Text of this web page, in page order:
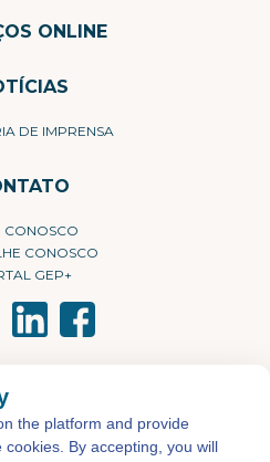
ONLINE
DE IMPRENSA
CONOSCO
CONOSCO
GEP+